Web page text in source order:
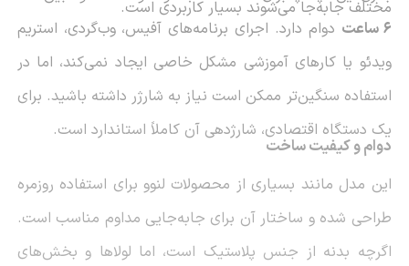
مختلف جابه‌جا می‌شوند بسیار کاربردی است.
6 ساعت
دوام دارد. اجرای برنامه‌های آفیس، وب‌گردی، استریم
ویدئو یا کارهای آموزشی مشکل خاصی ایجاد نمی‌کند، اما در
استفاده سنگین‌تر ممکن است نیاز به شارژر داشته باشید. برای
یک دستگاه اقتصادی، شارژدهی آن کاملاً استاندارد است.
دوام و کیفیت ساخت
این مدل مانند بسیاری از محصولات لنوو برای استفاده روزمره
طراحی شده و ساختار آن برای جابه‌جایی مداوم مناسب است.
اگرچه بدنه از جنس پلاستیک است، اما لولاها و بخش‌های